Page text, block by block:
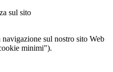
sul sito
navigazione sul nostro sito Web
minimi").